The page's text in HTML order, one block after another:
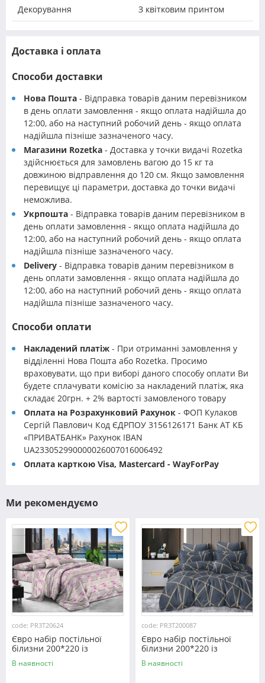
Декорування З квітковим принтом
Доставка і оплата
Способи доставки
Нова Пошта - Відправка товарів даним перевізником
в день оплати замовлення - якщо оплата надійшла до
12:00, або на наступний робочий день - якщо оплата
надійшла пізніше зазначеного часу.
Магазини Rozetka - Доставка у точки видачі Rozetka
здійснюється для замовлень вагою до 15 кг та
довжиною відправлення до 120 см. Якщо замовлення
перевищує ці параметри, доставка до точки видачі
неможлива.
Укрпошта - Відправка товарів даним перевізником в
день оплати замовлення - якщо оплата надійшла до
12:00, або на наступний робочий день - якщо оплата
надійшла пізніше зазначеного часу.
Delivery - Відправка товарів даним перевізником в
день оплати замовлення - якщо оплата надійшла до
12:00, або на наступний робочий день - якщо оплата
надійшла пізніше зазначеного часу.
Способи оплати
Накладений платіж - При отриманні замовлення у
відділенні Нова Пошта або Rozetka. Просимо
враховувати, що при виборі даного способу оплати Ви
будете сплачувати комісію за накладений платіж, яка
складає 20грн. + 2% вартості замовленого товару
Оплата на Розрахунковий Рахунок - ФОП Кулаков
Сергій Павлович Код ЄДРПОУ 3156126171 Банк АТ КБ
«ПРИВАТБАНК» Рахунок IBAN
UA233052990000026007016006492
Оплата карткою Visa, Mastercard - WayForPay
Ми рекомендуємо
code: PR3T20624
Євро набір постільної
білизни 200*220 із
полікотону №20624
Черешенка™
В наявності
code: PR3T200087
Євро набір постільної
білизни 200*220 із
полікотону №200087
Черешенька™
В наявності